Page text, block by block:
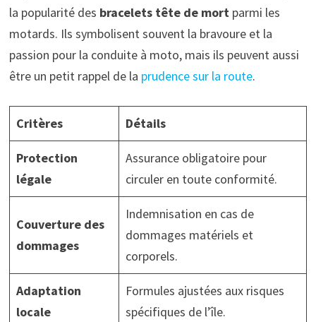
la popularité des bracelets tête de mortparmi les
motards. Ils symbolisent souvent la bravoure et la
passion pour la conduite à moto, mais ils peuvent aussi
être un petit rappel de la prudence sur la route.
Critères Détails
Protection
légale
Assurance obligatoire pour
circuler en toute conformité.
Couverture des
dommages
Indemnisation en cas de
dommages matériels et
corporels.
Adaptation
locale
Formules ajustées aux risques
spécifiques de l’île.